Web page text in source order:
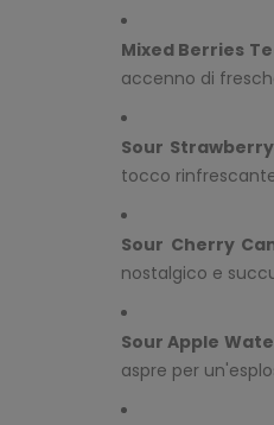
Mixed Berries
accenno di
Sour
tocco
Sour Cherry
nostalgico e
Sour Apple
aspre per